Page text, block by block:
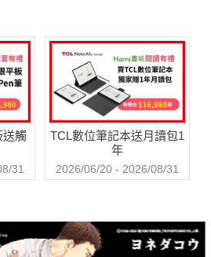
利與投機，信徒關心的是宮廟靈力的
慮的是今生來世投報率。人人燒香拜
仰成為賄賂鬼神的行為？人、鬼、神
相賊？
者再出擊，這次臥底廟口為我們破解
條件。
《拜拜經濟學》，是作者的人生經驗
懂的經濟學分析信仰如何成為消費行
送觸
31
TCL數位筆記本送月讀包1
年
2026/06/20 - 2026/08/31